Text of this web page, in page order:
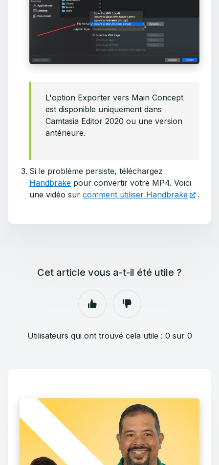
L'option Exporter vers Main Concept
est disponible uniquement dans
Camtasia Editor 2020 ou une version
antérieure.
Si le problème persiste, téléchargez
Handbrake pour convertir votre MP4. Voici
une vidéo sur comment utiliser Handbrake .
Cet article vous a-t-il été utile ?
Utilisateurs qui ont trouvé cela utile : 0 sur 0